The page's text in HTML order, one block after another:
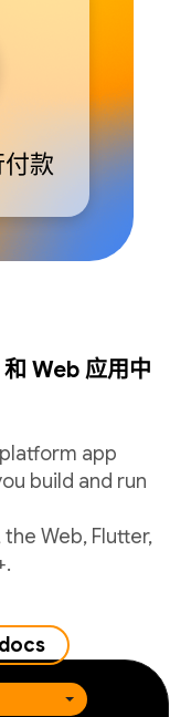
款
Web 应用中
app
build and run
Web, Flutter,